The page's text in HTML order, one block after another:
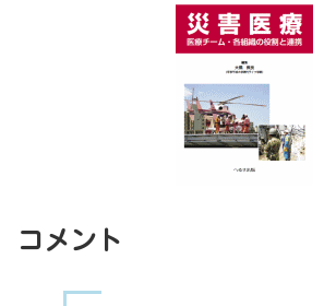
コメント